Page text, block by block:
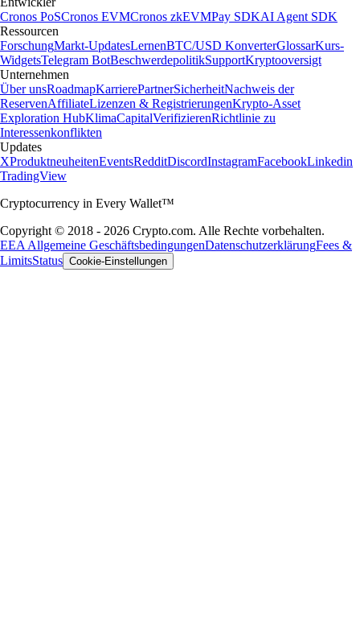
Cronos PoSCronos EVMCronos zkEVMPay SDKAI Agent SDK
Ressourcen
ForschungMarkt-UpdatesLernenBTC/USD KonverterGlossarKurs-
WidgetsTelegram BotBeschwerdepolitikSupportKryptooversigt
Unternehmen
Über unsRoadmapKarrierePartnerSicherheitNachweis der
ReservenAffiliateLizenzen & RegistrierungenKrypto-Asset
Exploration HubKlimaCapitalVerifizierenRichtlinie zu
Interessenkonflikten
Updates
XProduktneuheitenEventsRedditDiscordInstagramFacebookLinkedin
TradingView
Cryptocurrency in Every Wallet™
Copyright © 2018 - 2026 Crypto.com. Alle Rechte vorbehalten.
EEA Allgemeine GeschäftsbedingungenDatenschutzerklärungFees &
LimitsStatus Cookie-Einstellungen